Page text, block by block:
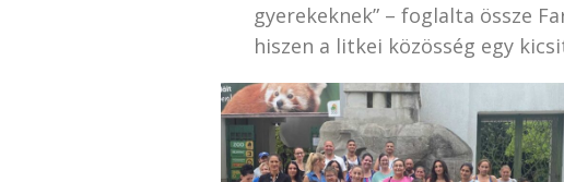
gyerekeknek” – foglalta össze
hiszen a litkei közösség egy